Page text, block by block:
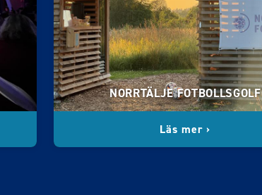
NORRTÄLJE FOTBOLLSGOLF
Läs mer ›